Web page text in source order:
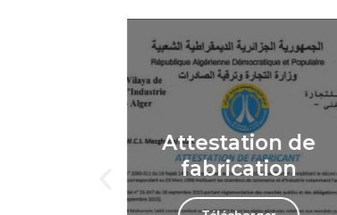
Attestation de
fabrication